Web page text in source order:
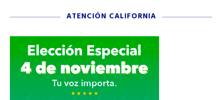
ATENCIÓN CALIFORNIA